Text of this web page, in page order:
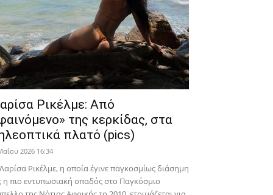
Ρικέλμε: Από
της κερκίδας, στα
πλατό (pics)
2026 16:34
Ρικέλμε, η οποία έγινε παγκοσμίως διάσημη
η πιο εντυπωσιακή οπαδός στο Παγκόσμιο